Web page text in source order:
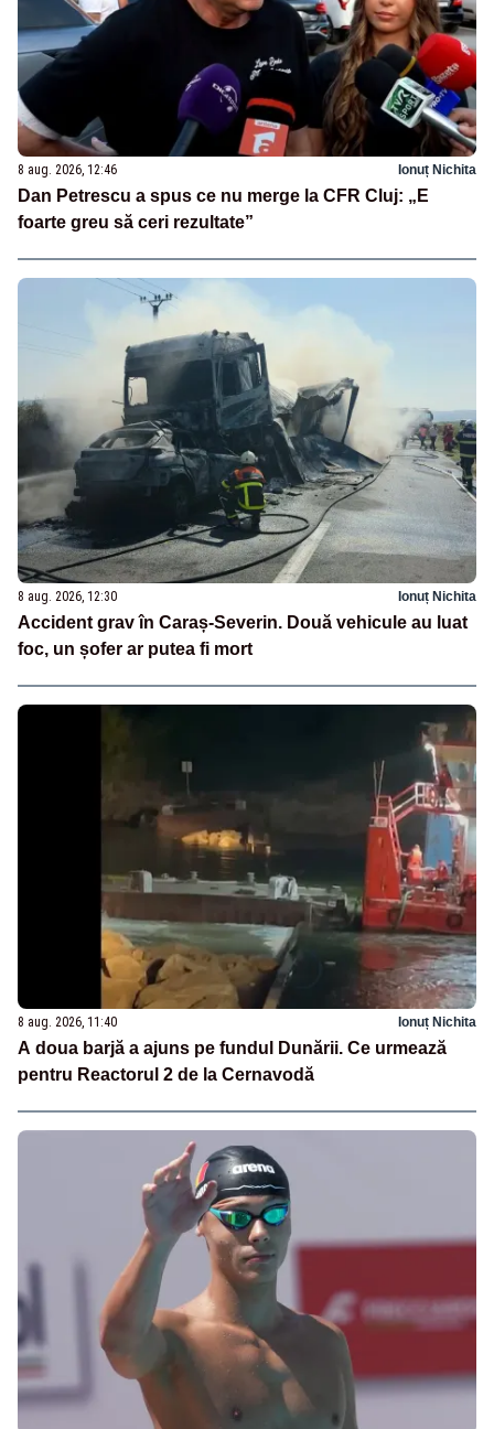
8 aug. 2026, 12:46 Ionuț Nichita
Dan Petrescu a spus ce nu merge la CFR Cluj: „E
foarte greu să ceri rezultate”
8 aug. 2026, 12:30 Ionuț Nichita
Accident grav în Caraș-Severin. Două vehicule au luat
foc, un șofer ar putea fi mort
8 aug. 2026, 11:40 Ionuț Nichita
A doua barjă a ajuns pe fundul Dunării. Ce urmează
pentru Reactorul 2 de la Cernavodă